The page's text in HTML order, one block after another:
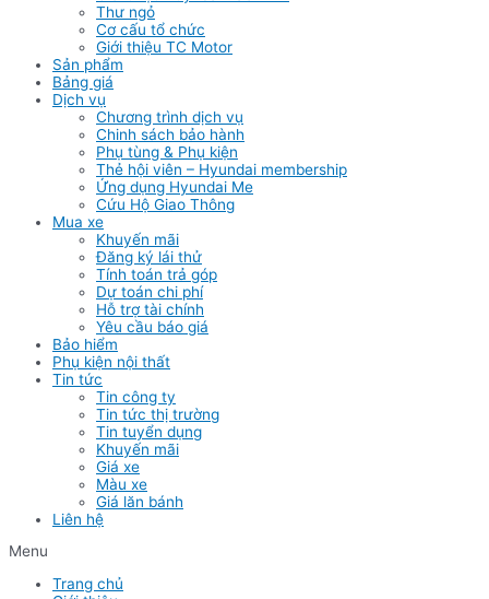
Thư ngỏ
Cơ cấu tổ chức
Giới thiệu TC Motor
Sản phẩm
Bảng giá
Dịch vụ
Chương trình dịch vụ
Chinh sách bảo hành
Phụ tùng & Phụ kiện
Thẻ hội viên – Hyundai membership
Ứng dụng Hyundai Me
Cứu Hộ Giao Thông
Mua xe
Khuyến mãi
Đăng ký lái thử
Tính toán trả góp
Dự toán chi phí
Hỗ trợ tài chính
Yêu cầu báo giá
Bảo hiểm
Phụ kiện nội thất
Tin tức
Tin công ty
Tin tức thị trường
Tin tuyển dụng
Khuyến mãi
Giá xe
Màu xe
Giá lăn bánh
Liên hệ
Menu
Trang chủ